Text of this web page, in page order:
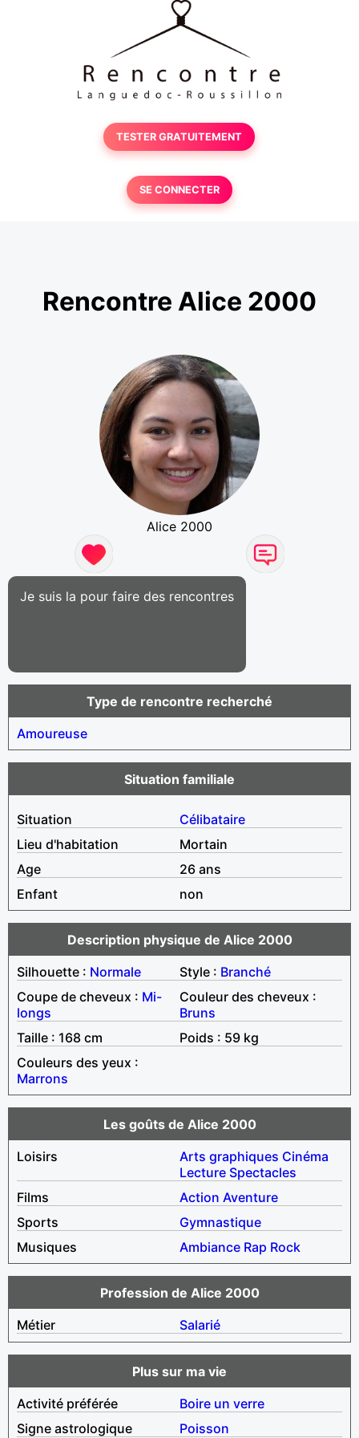
TESTER GRATUITEMENT
SE CONNECTER
Rencontre Alice 2000
Alice 2000
Je suis la pour faire des rencontres
Type de rencontre recherché
Amoureuse
Situation familiale
Situation
Célibataire
Lieu d'habitation
Mortain
Age
26 ans
Enfant
non
Description physique de Alice 2000
Silhouette : Normale Style : Branché
Coupe de cheveux : Mi-
longs
Couleur des cheveux :
Bruns
Taille : 168 cm
Poids : 59 kg
Couleurs des yeux :
Marrons
Les goûts de Alice 2000
Loisirs
Arts graphiques Cinéma
Lecture Spectacles
Films
Action Aventure
Sports
Gymnastique
Musiques
Ambiance Rap Rock
Profession de Alice 2000
Métier
Salarié
Plus sur ma vie
Activité préférée
Boire un verre
Signe astrologique
Poisson